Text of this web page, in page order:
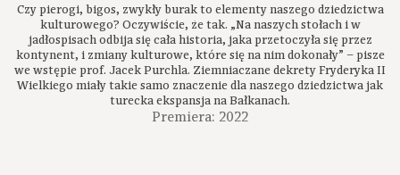
Czy pierogi, bigos, zwykły burak to elementy naszego dziedzictwa
kulturowego? Oczywiście, że tak. „Na naszych stołach i w
jadłospisach odbija się cała historia, jaka przetoczyła się przez
kontynent, i zmiany kulturowe, które się na nim dokonały” – pisze
we wstępie prof. Jacek Purchla. Ziemniaczane dekrety Fryderyka II
Wielkiego miały takie samo znaczenie dla naszego dziedzictwa jak
turecka ekspansja na Bałkanach.
Premiera: 2022